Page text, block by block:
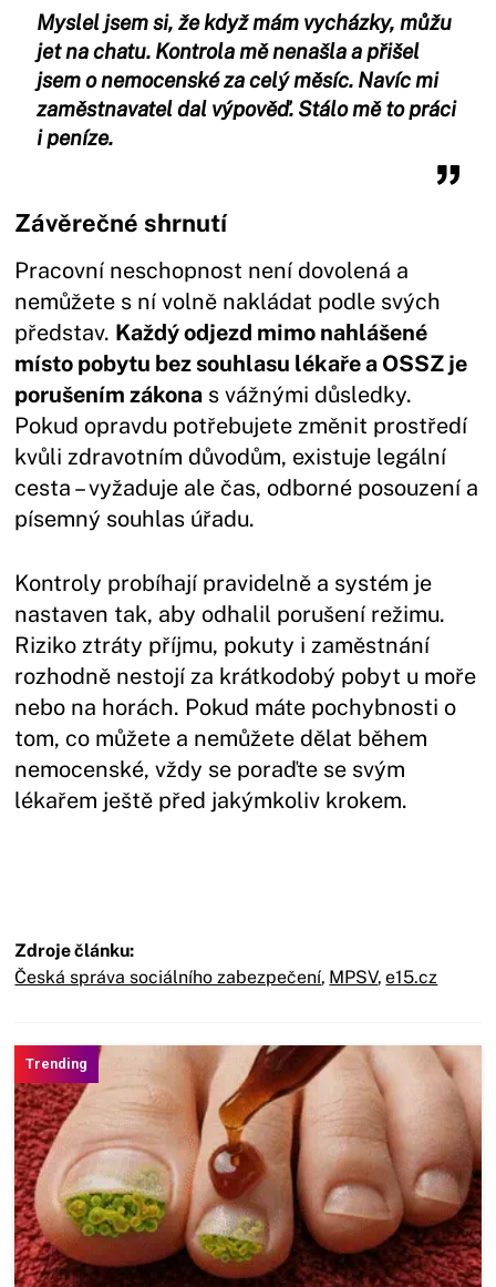
Myslel jsem si, že když mám vycházky, můžu
jet na chatu. Kontrola mě nenašla a přišel
jsem o nemocenské za celý měsíc. Navíc mi
zaměstnavatel dal výpověď. Stálo mě to práci
i peníze.
Závěrečné shrnutí
Pracovní neschopnost není dovolená a
nemůžete s ní volně nakládat podle svých
představ. Každý odjezd mimo nahlášené
místo pobytu bez souhlasu lékaře a OSSZ je
porušením zákona s vážnými důsledky.
Pokud opravdu potřebujete změnit prostředí
kvůli zdravotním důvodům, existuje legální
cesta – vyžaduje ale čas, odborné posouzení a
písemný souhlas úřadu.
Kontroly probíhají pravidelně a systém je
nastaven tak, aby odhalil porušení režimu.
Riziko ztráty příjmu, pokuty i zaměstnání
rozhodně nestojí za krátkodobý pobyt u moře
nebo na horách. Pokud máte pochybnosti o
tom, co můžete a nemůžete dělat během
nemocenské, vždy se poraďte se svým
lékařem ještě před jakýmkoliv krokem.
Zdroje článku:
Česká správa sociálního zabezpečení, MPSV, e15.cz